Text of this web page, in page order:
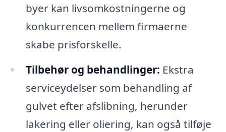
byer kan livsomkostningerne og
konkurrencen mellem firmaerne
skabe prisforskelle.
Tilbehør og behandlinger: Ekstra
serviceydelser som behandling af
gulvet efter afslibning, herunder
lakering eller oliering, kan også tilføje